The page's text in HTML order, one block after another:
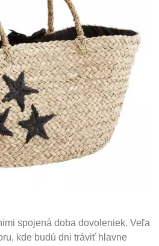
spojená doba dovoleniek. Veľa
kde budú dni tráviť hlavne